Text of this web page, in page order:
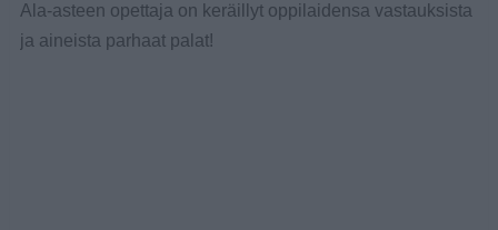
Ala-asteen opettaja on keräillyt oppilaidensa vastauksista
ja aineista parhaat palat!